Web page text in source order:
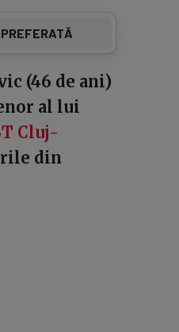
(46 de ani)
al lui
Cluj-
din